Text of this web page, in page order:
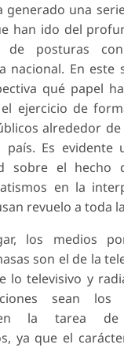
generado una
han ido del
de posturas
nacional. En este
qué papel
ejercicio de
alrededor
país. Es evidente
sobre el hecho
en la
revuelo a toda
los medios
son el de la
lo televisivo y
sean los
en la tarea
ya que el